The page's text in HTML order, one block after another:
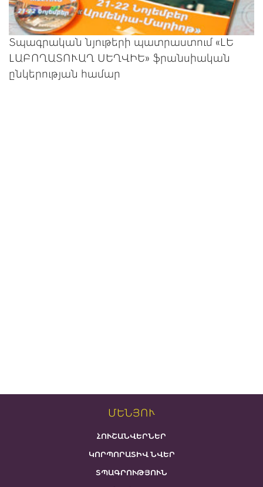
Տպագրական նյութերի պատրաստում «ԼԵ
ԼԱԲՈՂԱՏՈՒԱՂ ՍԵՂՎԻԵ» ֆրանսիական
ընկերության համար
ՄԵՆՅՈՒ
ՀՈՒՇԱՆՎԵՐՆԵՐ
ԿՈՐՊՈՐԱՏԻՎ ՆՎԵՐ
ՏՊԱԳՐՈՒԹՅՈՒՆ